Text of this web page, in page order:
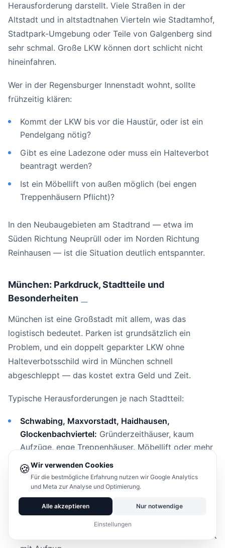
Herausforderung darstellt. Viele Straßen in der
Altstadt und in altstadtnahen Vierteln wie Stadtamhof,
Stadtpark-Umgebung oder Teile von Galgenberg sind
sehr schmal. Große LKW können dort schlicht nicht
hineinfahren.
Wer in der Regensburger Innenstadt wohnt, sollte
frühzeitig klären:
Kommt der LKW bis vor die Haustür, oder ist ein
Pendelgang nötig?
Gibt es eine Ladezone oder muss ein Halteverbot
beantragt werden?
Ist ein Möbellift von außen möglich (bei engen
Treppenhäusern Pflicht)?
In den Neubaugebieten am Stadtrand — etwa im
Süden Richtung Neuprüll oder im Norden Richtung
Reinhausen — ist die Situation deutlich entspannter.
München: Parkdruck, Stadtteile und
Besonderheiten
München ist eine Großstadt mit allem, was das
logistisch bedeutet. Parken ist grundsätzlich ein
Problem, und ein doppelt geparkter LKW ohne
Halteverbotsschild wird in München schnell
abgeschleppt — das kostet extra Geld und Zeit.
Typische Herausforderungen je nach Stadtteil:
Schwabing, Maxvorstadt, Haidhausen,
Glockenbachviertel: Gründerzeithäuser, kaum
Aufzüge, enge Treppenhäuser. Möbellift oder mehr
Träger einplanen.
Au, Lehel, Bogenhausen:Ähnliches Bild, teilweise
denkmalgeschützte Gebäude mit strengen
Auflagen.
Neubaugebiete (Schwabing-Nord, Neuperlach,
Einfachere Verhältnisse, breitere Straßen, oft
🍪Wir verwenden Cookies
Für die bestmögliche Erfahrung nutzen wir Google Analytics
und Meta zur Analyse und Optimierung.
Alle akzeptieren Nur notwendige
Einstellungen